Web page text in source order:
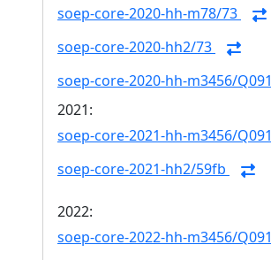
soep-core-2020-hh-m78/73
soep-core-2020-hh2/73
soep-core-2020-hh-m3456/Q091
2021:
soep-core-2021-hh-m3456/Q091
soep-core-2021-hh2/59fb
2022:
soep-core-2022-hh-m3456/Q091